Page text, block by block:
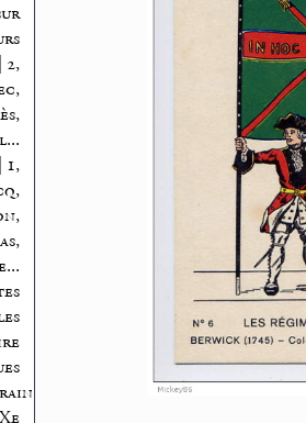
2,
1,